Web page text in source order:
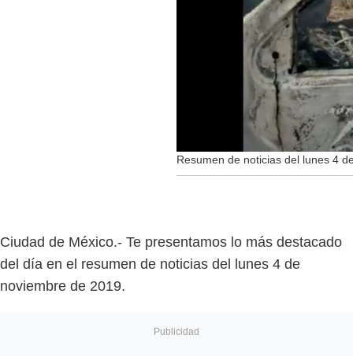
Resumen de noticias del lunes 4
Ciudad de México.- Te presentamos lo más destacado
del día en el resumen de noticias del lunes 4 de
noviembre de 2019.